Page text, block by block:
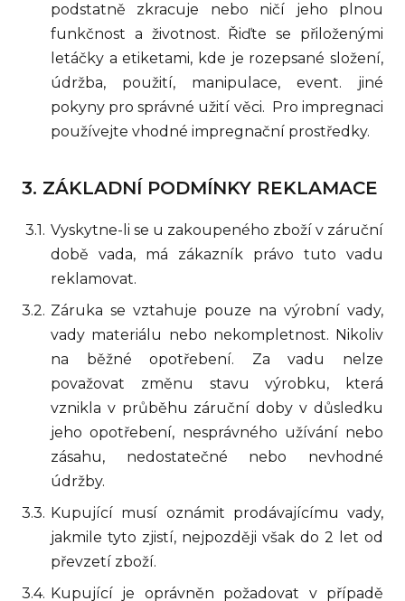
podstatně zkracuje nebo ničí jeho plnou
funkčnost a životnost. Řiďte se přiloženými
letáčky a etiketami, kde je rozepsané složení,
údržba, použití, manipulace, event. jiné
pokyny pro správné užití věci. Pro impregnaci
používejte vhodné impregnační prostředky.
ZÁKLADNÍ PODMÍNKY REKLAMACE
Vyskytne-li se u zakoupeného zboží v záruční
době vada, má zákazník právo tuto vadu
reklamovat.
Záruka se vztahuje pouze na výrobní vady,
vady materiálu nebo nekompletnost. Nikoliv
na běžné opotřebení. Za vadu nelze
považovat změnu stavu výrobku, která
vznikla v průběhu záruční doby v důsledku
jeho opotřebení, nesprávného užívání nebo
zásahu, nedostatečné nebo nevhodné
údržby.
Kupující musí oznámit prodávajícímu vady,
jakmile tyto zjistí, nejpozději však do 2 let od
převzetí zboží.
Kupující je oprávněn požadovat v případě